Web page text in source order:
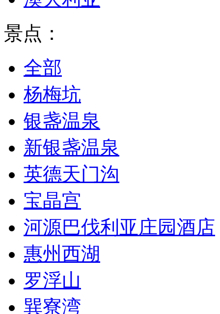
景点：
全部
杨梅坑
银盏温泉
新银盏温泉
英德天门沟
宝晶宫
河源巴伐利亚庄园酒店
惠州西湖
罗浮山
巽寮湾